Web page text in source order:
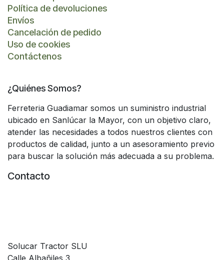
Política de devoluciones
Envíos
Cancelación de pedido
Uso de cookies
Contáctenos
¿Quiénes Somos?
Ferreteria Guadiamar somos un suministro industrial
ubicado en Sanlúcar la Mayor, con un objetivo claro,
atender las necesidades a todos nuestros clientes con
productos de calidad, junto a un asesoramiento previo
para buscar la solución más adecuada a su problema.
Contacto
Solucar Tractor SLU